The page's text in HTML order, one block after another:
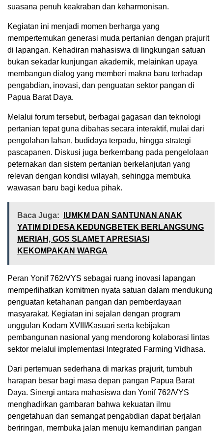
suasana penuh keakraban dan keharmonisan.
Kegiatan ini menjadi momen berharga yang
mempertemukan generasi muda pertanian dengan prajurit
di lapangan. Kehadiran mahasiswa di lingkungan satuan
bukan sekadar kunjungan akademik, melainkan upaya
membangun dialog yang memberi makna baru terhadap
pengabdian, inovasi, dan penguatan sektor pangan di
Papua Barat Daya.
Melalui forum tersebut, berbagai gagasan dan teknologi
pertanian tepat guna dibahas secara interaktif, mulai dari
pengolahan lahan, budidaya terpadu, hingga strategi
pascapanen. Diskusi juga berkembang pada pengelolaan
peternakan dan sistem pertanian berkelanjutan yang
relevan dengan kondisi wilayah, sehingga membuka
wawasan baru bagi kedua pihak.
Baca Juga:
IUMKM DAN SANTUNAN ANAK
YATIM DI DESA KEDUNGBETEK BERLANGSUNG
MERIAH, GOS SLAMET APRESIASI
KEKOMPAKAN WARGA
Peran Yonif 762/VYS sebagai ruang inovasi lapangan
memperlihatkan komitmen nyata satuan dalam mendukung
penguatan ketahanan pangan dan pemberdayaan
masyarakat. Kegiatan ini sejalan dengan program
unggulan Kodam XVIII/Kasuari serta kebijakan
pembangunan nasional yang mendorong kolaborasi lintas
sektor melalui implementasi Integrated Farming Vidhasa.
Dari pertemuan sederhana di markas prajurit, tumbuh
harapan besar bagi masa depan pangan Papua Barat
Daya. Sinergi antara mahasiswa dan Yonif 762/VYS
menghadirkan gambaran bahwa kekuatan ilmu
pengetahuan dan semangat pengabdian dapat berjalan
beriringan, membuka jalan menuju kemandirian pangan